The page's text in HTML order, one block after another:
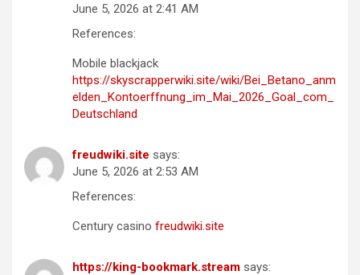
June 5, 2026 at 2:41 AM
References:
Mobile blackjack
https://skyscrapperwiki.site/wiki/Bei_Betano_anm
elden_Kontoerffnung_im_Mai_2026_Goal_com_
Deutschland
freudwiki.site says:
June 5, 2026 at 2:53 AM
References:
Century casino freudwiki.site
https://king-bookmark.stream says: